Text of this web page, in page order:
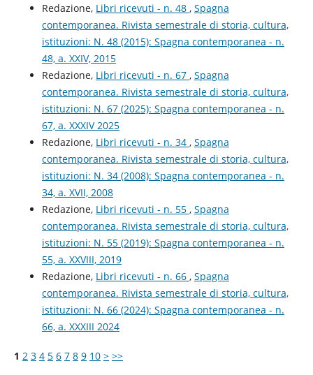
Redazione, Libri ricevuti - n. 48 , Spagna
contemporanea. Rivista semestrale di storia, cultura,
istituzioni: N. 48 (2015): Spagna contemporanea - n.
48, a. XXIV, 2015
Redazione, Libri ricevuti - n. 67 , Spagna
contemporanea. Rivista semestrale di storia, cultura,
istituzioni: N. 67 (2025): Spagna contemporanea - n.
67, a. XXXIV 2025
Redazione, Libri ricevuti - n. 34 , Spagna
contemporanea. Rivista semestrale di storia, cultura,
istituzioni: N. 34 (2008): Spagna contemporanea - n.
34, a. XVII, 2008
Redazione, Libri ricevuti - n. 55 , Spagna
contemporanea. Rivista semestrale di storia, cultura,
istituzioni: N. 55 (2019): Spagna contemporanea - n.
55, a. XXVIII, 2019
Redazione, Libri ricevuti - n. 66 , Spagna
contemporanea. Rivista semestrale di storia, cultura,
istituzioni: N. 66 (2024): Spagna contemporanea - n.
66, a. XXXIII 2024
1 2 3 4 5 6 7 8 9 10 > >>